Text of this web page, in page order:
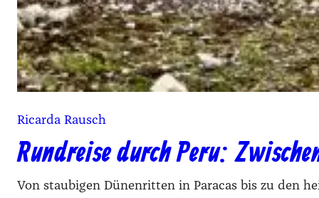
Ricarda Rausch
Rundreise durch Peru:
Von staubigen Dünenritten in Paracas bis zu den